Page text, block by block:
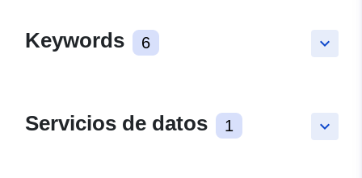
keyboard_arrow_down
Keywords 6
keyboard_arrow_down
Servicios de datos 1